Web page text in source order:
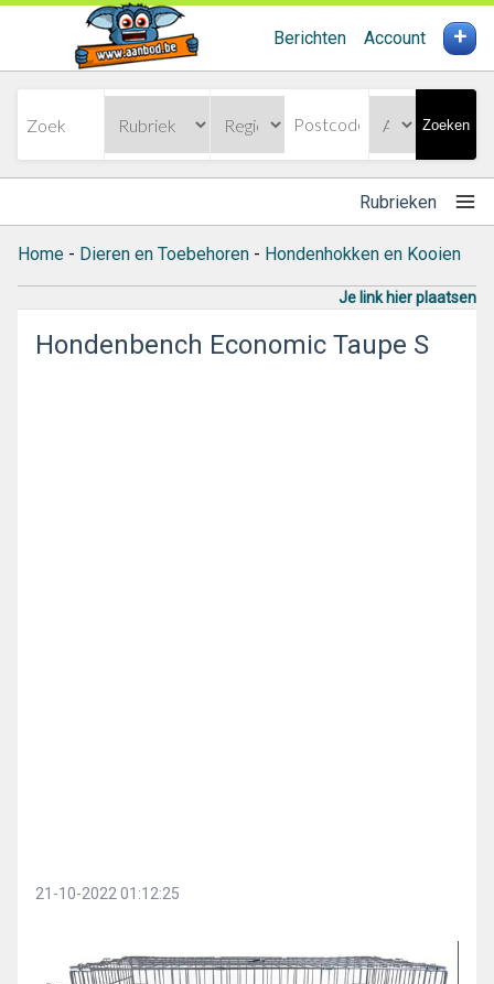
Berichten Account +
Zoeken
Rubrieken
Home - Dieren en Toebehoren - Hondenhokken en Kooien
Je link hier plaatsen
Hondenbench Economic Taupe S
21-10-2022 01:12:25